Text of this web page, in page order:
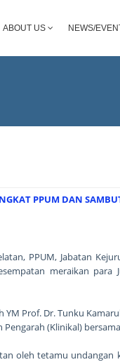
ABOUT US NEWS/
PPUM DAN
PPUM, Jabatan
meraikan para
YM Prof. Dr. Tunku
Pengarah (Klinikal)
oleh tetamu undangan